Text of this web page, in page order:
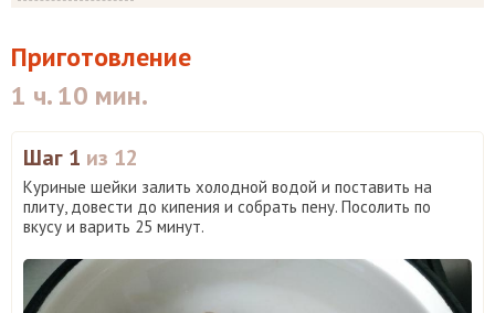
Приготовление
1 ч. 10 мин.
Шаг 1 из 12
Куриные шейки залить холодной водой и поставить на
плиту, довести до кипения и собрать пену. Посолить по
вкусу и варить 25 минут.